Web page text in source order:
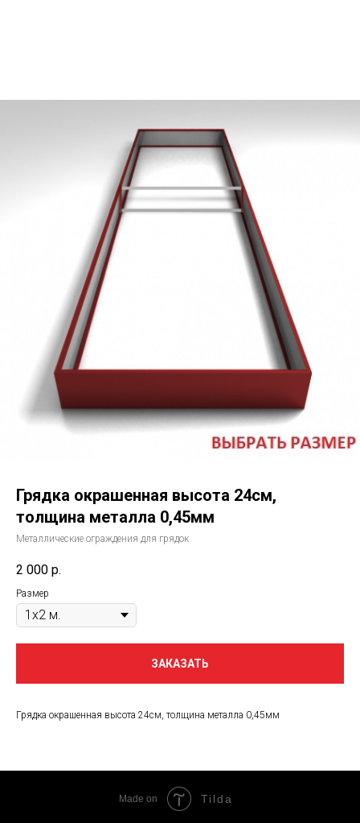
Грядка окрашенная высота 24см,
толщина металла 0,45мм
Металлические ограждения для грядок
2 000 р.
Размер
ЗАКАЗАТЬ
Грядка окрашенная высота 24см, толщина металла 0,45мм
Made on Tilda